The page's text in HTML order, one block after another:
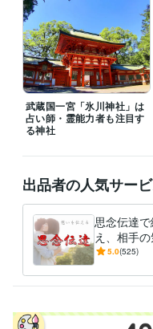
武蔵国一宮「氷川神社」は
占い師・霊能力者も注目す
る神社
出品者の人気サー
思念伝達
え、相手
片思いの
援します
5.0(525)